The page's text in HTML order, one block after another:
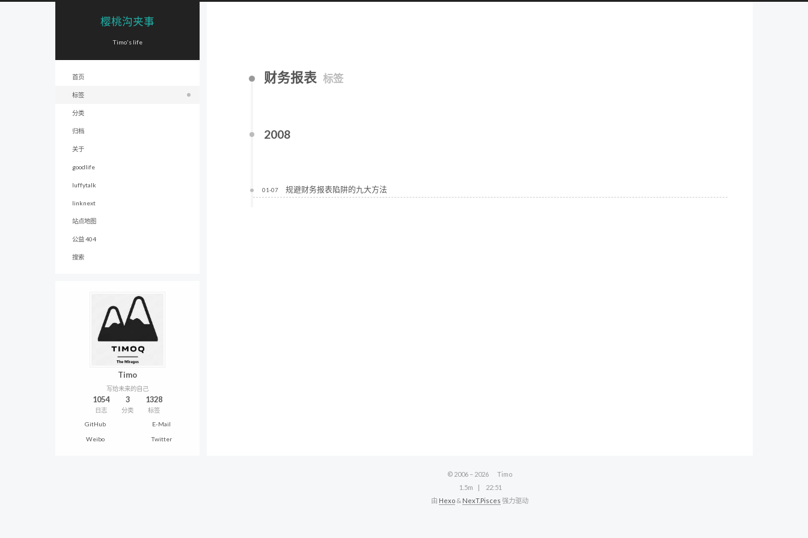
樱桃沟夹事
Timo's life
首页
标签
分类
归档
关于
goodlife
luffytalk
linknext
站点地图
公益 404
搜索
Timo
写给未来的自己
1054
日志
3
分类
1328
标签
GitHub
E-Mail
Weibo Twitter
财务报表 标签
2008
01-07 规避财务报表陷阱的九大方法
© 2006 – 2026
Timo
1.5m
22:51
由 Hexo & NexT.Pisces 强力驱动